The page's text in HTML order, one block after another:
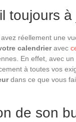
toujours à
réellement une
calendrieravec
En effet, avec
à toutes vos
dans ce que vous
de son